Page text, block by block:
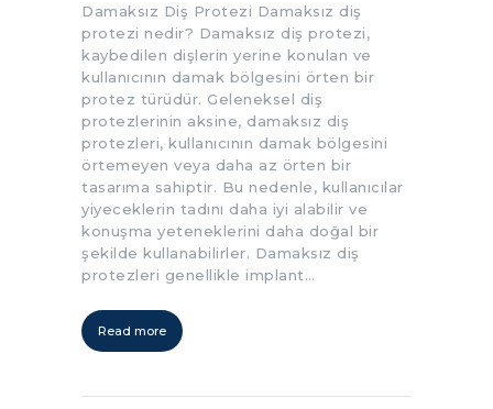
Damaksız Diş Protezi Damaksız diş
protezi nedir? Damaksız diş protezi,
kaybedilen dişlerin yerine konulan ve
kullanıcının damak bölgesini örten bir
protez türüdür. Geleneksel diş
protezlerinin aksine, damaksız diş
protezleri, kullanıcının damak bölgesini
örtemeyen veya daha az örten bir
tasarıma sahiptir. Bu nedenle, kullanıcılar
yiyeceklerin tadını daha iyi alabilir ve
konuşma yeteneklerini daha doğal bir
şekilde kullanabilirler. Damaksız diş
protezleri genellikle implant…
Read more